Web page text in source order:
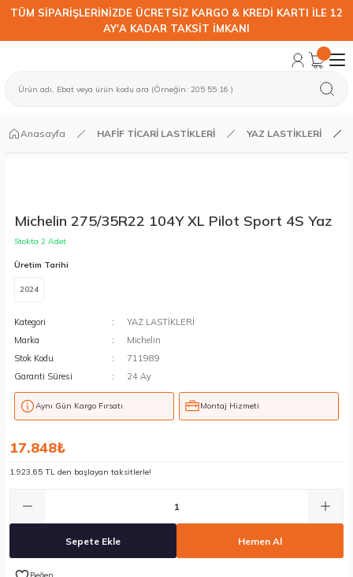
TÜM SİPARİŞLERİNİZDE ÜCRETSİZ KARGO & KREDİ KARTI İLE 12
AY'A KADAR TAKSİT İMKANI
Anasayfa HAFİF TİCARİ LASTİKLERİ YAZ LASTİKLERİ
Michelin 275/35R22 104Y XL Pilot Sport 4S Yaz
Stokta 2 Adet
Üretim Tarihi
2024
Kategori
YAZ LASTİKLERİ
Marka
Michelin
Stok Kodu
711989
Garanti Süresi
24 Ay
Aynı Gün Kargo Fırsatı Montaj Hizmeti
17.848₺
1.923,65 TL den başlayan taksitlerle!
Sepete Ekle Hemen Al